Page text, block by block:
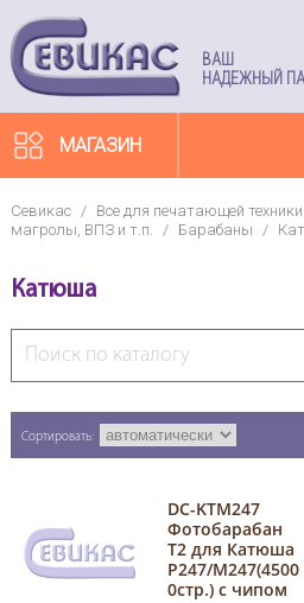
ВАШ
НАДЕЖНЫЙ
МАГАЗИН
Севикас / Все для печатающей техники
магролы, ВПЗ и т.п. / Барабаны /
Катюша
Сортировать:
DC-KTM247
Фотобарабан
T2 для Катюша
P247/M247(4500
0стр.) с чипом